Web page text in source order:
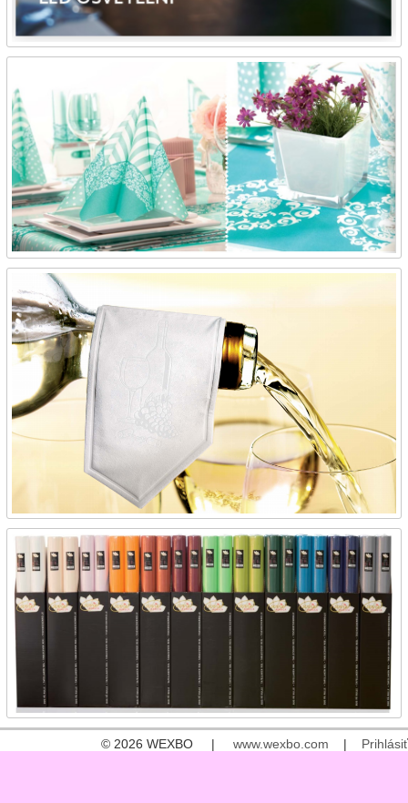
© 2026 WEXBO | www.wexbo.com | Prihlásiť